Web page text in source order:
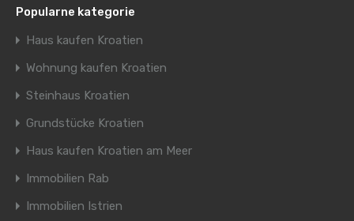
Popularne kategorie
Haus kaufen Kroatien
Wohnung kaufen Kroatien
Steinhaus Kroatien
Grundstücke Kroatien
Haus kaufen Kroatien am Meer
Immobilien Rab
Immobilien Istrien